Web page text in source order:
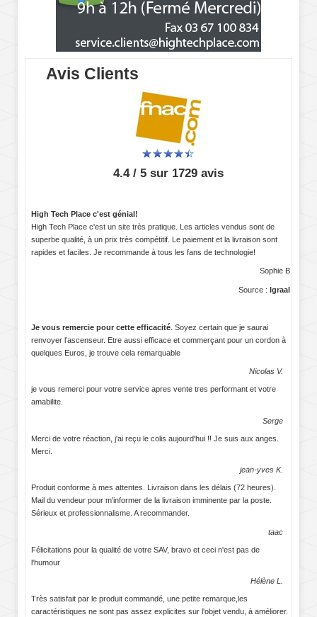
Avis Clients
4.4 / 5 sur 1729 avis
High Tech Place c'est génial!
High Tech Place c'est un site très pratique. Les articles vendus sont de
superbe qualité, à un prix très compétitif. Le paiement et la livraison sont
rapides et faciles. Je recommande à tous les fans de technologie!
Sophie B
Source : Igraal
Je vous remercie pour cette efficacité . Soyez certain que je saurai
renvoyer l’ascenseur. Etre aussi efficace et commerçant pour un cordon à
quelques Euros, je trouve cela remarquable
Nicolas V.
je vous remerci pour votre service apres vente tres performant et votre
amabilite.
Serge
Merci de votre réaction, j'ai reçu le colis aujourd'hui !! Je suis aux anges.
Merci.
jean-yves K.
Produit conforme à mes attentes. Livraison dans les délais (72 heures).
Mail du vendeur pour m'informer de la livraison imminente par la poste.
Sérieux et professionnalisme. A recommander.
taac
Félicitations pour la qualité de votre SAV, bravo et ceci n'est pas de
l'humour
Hélène L.
Très satisfait par le produit commandé, une petite remarque,les
caractéristiques ne sont pas assez explicites sur l'objet vendu, à améliorer.